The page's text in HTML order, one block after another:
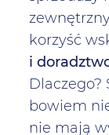
korzyść
i
Dlaczego?
bowiem
nie mają